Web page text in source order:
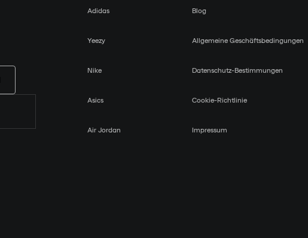
Adidas
Yeezy
Nike
Asics
Air Jordan
Blog
Allgemeine Geschäftsbedingungen
Datenschutz-Bestimmungen
Cookie-Richtlinie
Impressum